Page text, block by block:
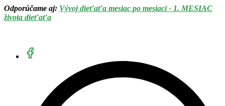
Odporúčame aj: Vývoj dieťaťa mesiac po mesiaci - 1. MESIAC
života dieťaťa